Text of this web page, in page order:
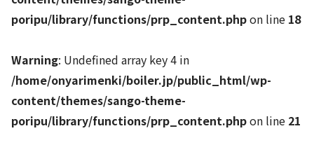
poripu/library/functions/prp_content.phpon line 18
Warning: Undefined array key 4 in
/home/onyarimenki/boiler.jp/public_html/wp-
content/themes/sango-theme-
poripu/library/functions/prp_content.phpon line 21